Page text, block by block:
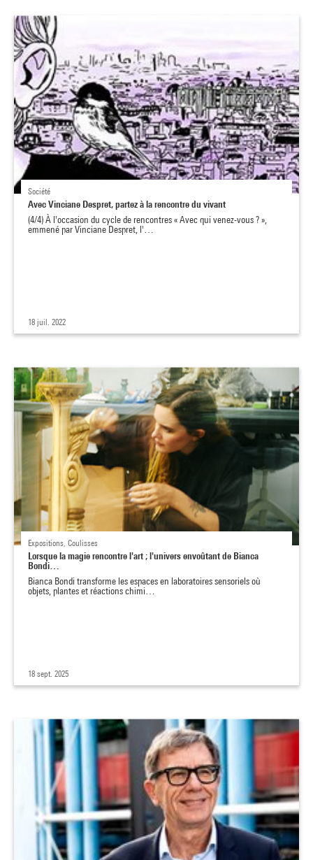
Société
Avec Vinciane Despret, partez à la rencontre du vivant
(4/4) À l'occasion du cycle de rencontres « Avec qui venez-vous ? »,
emmené par Vinciane Despret, l'…
18 juil. 2022
Expositions, Coulisses
Lorsque la magie rencontre l'art ; l'univers envoûtant de Bianca
Bondi…
Bianca Bondi transforme les espaces en laboratoires sensoriels où
objets, plantes et réactions chimi…
18 sept. 2025